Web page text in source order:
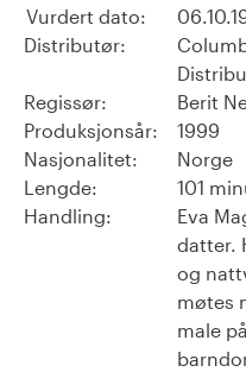
Vurdert dato:
Distributør:
Regissør:
Berit
Produksjonsår:
1999
Nasjonalitet:
Norge
Lengde:
101
Handling:
Eva
datter.
og
møtes
male